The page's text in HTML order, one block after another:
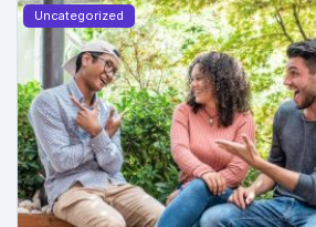
Uncategorized